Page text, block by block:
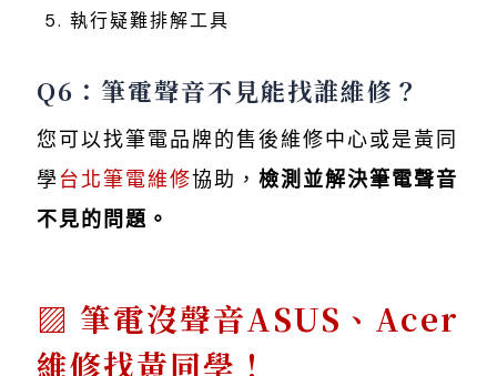
執行疑難排解工具
Q6：筆電聲音不見能找誰維修？
您可以找筆電品牌的售後維修中心或是黃同
學 台北筆電維修協助， 檢測並解決筆電聲音
不見的問題。
筆電沒聲音ASUS、Acer
維修找黃同學！